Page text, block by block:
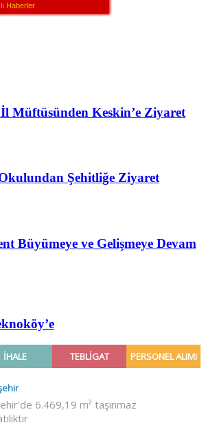
Haberler
Müftüsünden Keskin’e Ziyaret
Şehitliğe Ziyaret
Büyümeye ve Gelişmeye Devam